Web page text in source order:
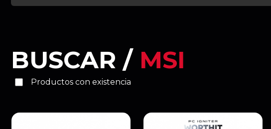
BUSCAR / MSI
Productos con existencia